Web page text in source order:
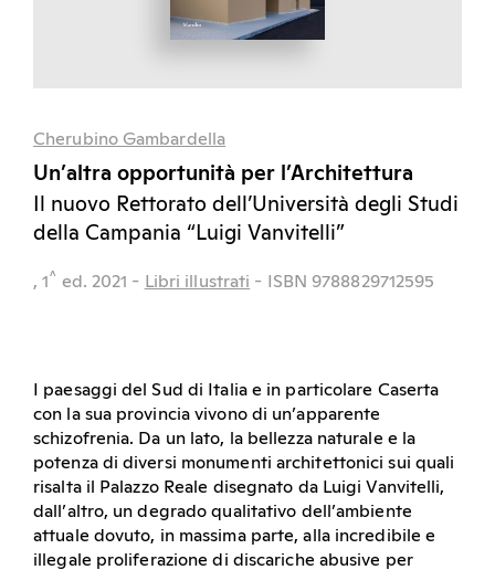
Cherubino Gambardella
Un’altra opportunità per l’Architettura
Il nuovo Rettorato dell’Università degli Studi
della Campania “Luigi Vanvitelli”
, 1^ ed. 2021 - Libri illustrati - ISBN 9788829712595
I paesaggi del Sud di Italia e in particolare Caserta
con la sua provincia vivono di un’apparente
schizofrenia. Da un lato, la bellezza naturale e la
potenza di diversi monumenti architettonici sui quali
risalta il Palazzo Reale disegnato da Luigi Vanvitelli,
dall’altro, un degrado qualitativo dell’ambiente
attuale dovuto, in massima parte, alla incredibile e
illegale proliferazione di discariche abusive per